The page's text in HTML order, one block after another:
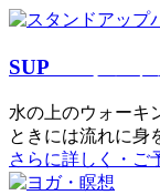
SUP
⽔の上のウォーキ
ときには流れに身
さらに詳しく・ご